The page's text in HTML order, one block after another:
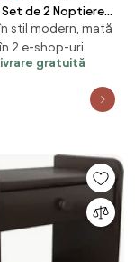
de 2 Noptiere
pentru Dormitor
cm, Alb |
stil modern, mată
2 e-shop-uri
gratuită